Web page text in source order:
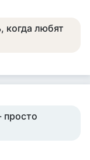
когда любят